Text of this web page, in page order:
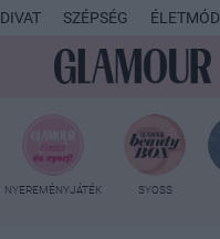
DIVAT SZÉPSÉG ÉLETMÓD
NYEREMÉNYJÁTÉK SYOSS